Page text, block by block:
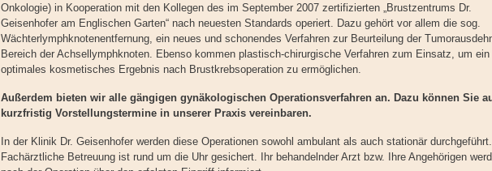
Onkologie) in Kooperation mit den Kollegen des im September 2007 zertifizierten „Brustzentrums Dr.
Geisenhofer am Englischen Garten“ nach neuesten Standards operiert. Dazu gehört vor allem die sog.
Wächterlymphknotenentfernung, ein neues und schonendes Verfahren zur Beurteilung der
Bereich der Achsellymphknoten. Ebenso kommen plastisch-chirurgische Verfahren zum Einsatz, um ein
optimales kosmetisches Ergebnis nach Brustkrebsoperation zu ermöglichen.
Außerdem bieten wir alle gängigen gynäkologischen Operationsverfahren an. Dazu können Sie
kurzfristig Vorstellungstermine in unserer Praxis vereinbaren.
In der Klinik Dr. Geisenhofer werden diese Operationen sowohl ambulant als auch stationär durchgeführt.
Fachärztliche Betreuung ist rund um die Uhr gesichert. Ihr behandelnder Arzt bzw. Ihre Angehörigen